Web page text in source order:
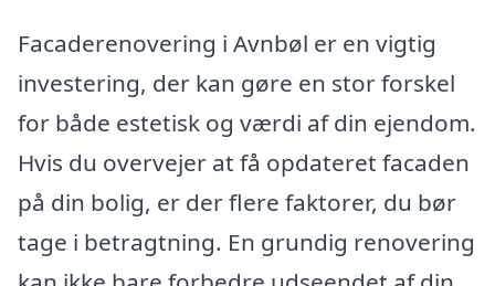
Facaderenovering i Avnbøl er en vigtig
investering, der kan gøre en stor forskel
for både estetisk og værdi af din ejendom.
Hvis du overvejer at få opdateret facaden
på din bolig, er der flere faktorer, du bør
tage i betragtning. En grundig renovering